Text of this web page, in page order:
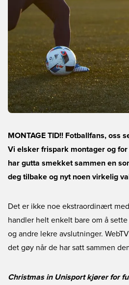
MONTAGE TID!! Fotballfans, oss
Vi elsker frispark montager og
har gutta smekket sammen en
deg tilbake og nyt noen virkelig
Det er ikke noe ekstraordinært
handler helt enkelt bare om å
og andre lekre avslutninger.
det gøy når de har satt sammen
Christmas in Unisport kjører for